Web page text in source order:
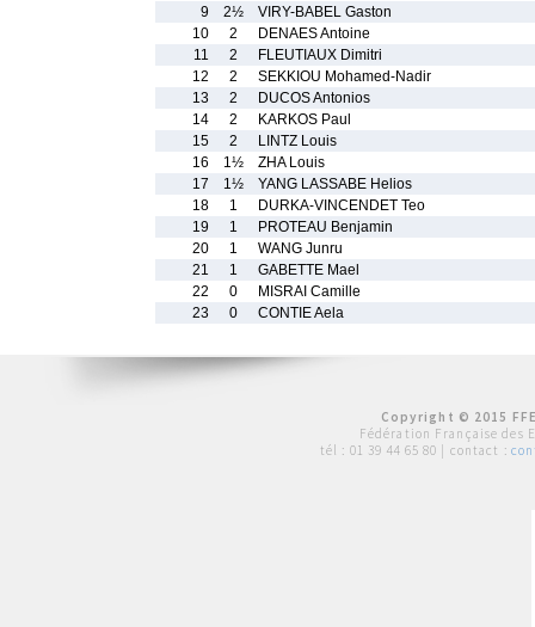
9
2½
VIRY-BABEL Gaston
10
2
DENAES Antoine
11
2
FLEUTIAUX Dimitri
12
2
SEKKIOU Mohamed-Nadir
13
2
DUCOS Antonios
14
2
KARKOS Paul
15
2
LINTZ Louis
16
1½
ZHA Louis
17
1½
YANG LASSABE Helios
18
1
DURKA-VINCENDET Teo
19
1
PROTEAU Benjamin
20
1
WANG Junru
21
1
GABETTE Mael
22
0
MISRAI Camille
23
0 CONTIE Aela
Copyright © 2015
Fédération Française des
tél : 01 39 44 65 80 | contact :